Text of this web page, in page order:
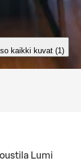
kaikki kuvat (1)
Lumi